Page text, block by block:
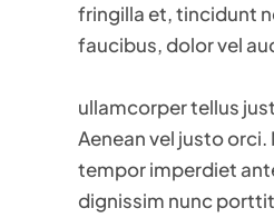
fringilla et, tincidunt
faucibus, dolor vel
ullamcorper tellus
Aenean vel justo orci.
tempor imperdiet
dignissim nunc